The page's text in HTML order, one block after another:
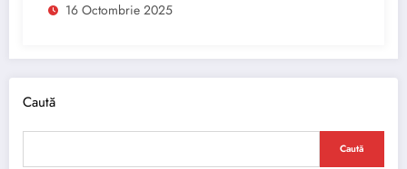
16 Octombrie 2025
Caută
Caută